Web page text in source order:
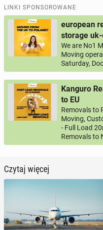
LINKI SPONSOROWANE
european
storage
We are No1
Moving
Saturday,
Kanguro
to EU
Removals to
Moving,
- Full Load
Removals to
Czytaj więcej